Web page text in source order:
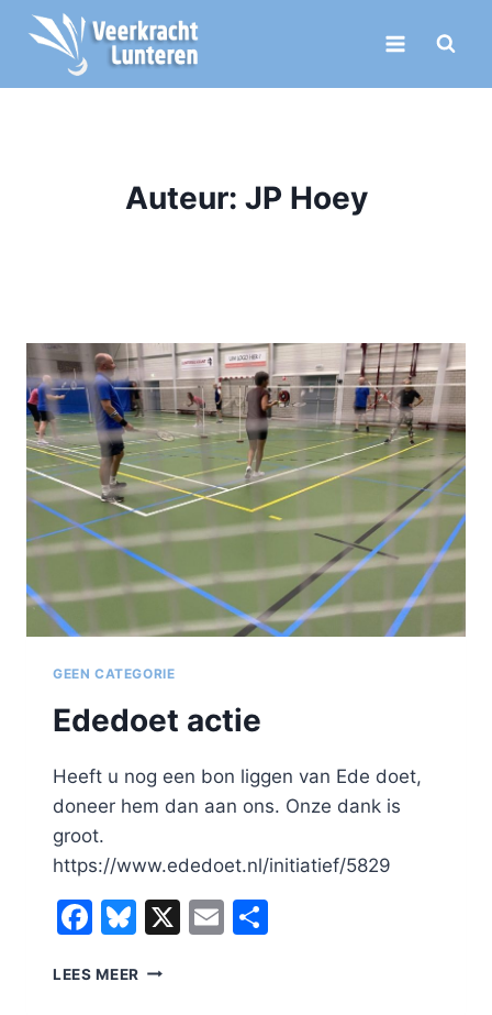
Doorgaan
naar
Auteur: JP Hoey
GEEN CATEGORIE
Ededoet actie
Heeft u nog een bon liggen van Ede doet,
doneer hem dan aan ons. Onze dank is
groot.
https://www.ededoet.nl/initiatief/5829
Facebook
Bluesky
X Email
LEES MEER EDEDOET